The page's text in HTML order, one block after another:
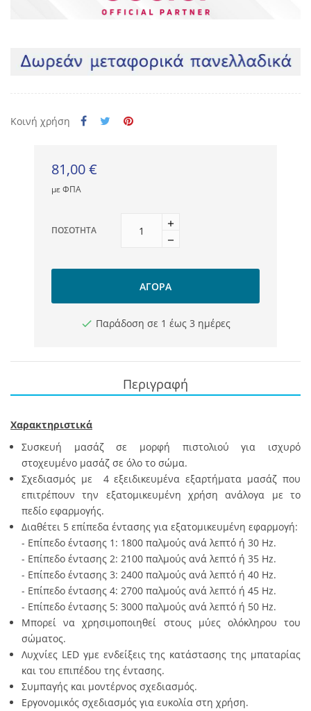
Κοινή χρήση
81,00 €
με ΦΠΑ
ΠΟΣΌΤΗΤΑ
ΑΓΟΡΆ
Παράδοση σε 1 έως 3 ημέρες
Περιγραφή
Χαρακτηριστικά
Συσκευή μασάζ σε μορφή πιστολιού για ισχυρό
στοχευμένο μασάζ σε όλο το σώμα.
Σχεδιασμός με 4 εξειδικευμένα εξαρτήματα μασάζ που
επιτρέπουν την εξατομικευμένη χρήση ανάλογα με το
πεδίο εφαρμογής.
Διαθέτει 5 επίπεδα έντασης για εξατομικευμένη εφαρμογή:
- Επίπεδο έντασης 1: 1800 παλμούς ανά λεπτό ή 30 Hz.
- Επίπεδο έντασης 2: 2100 παλμούς ανά λεπτό ή 35 Hz.
- Επίπεδο έντασης 3: 2400 παλμούς ανά λεπτό ή 40 Hz.
- Επίπεδο έντασης 4: 2700 παλμούς ανά λεπτό ή 45 Hz.
- Επίπεδο έντασης 5: 3000 παλμούς ανά λεπτό ή 50 Hz.
Μπορεί να χρησιμοποιηθεί στους μύες ολόκληρου του
σώματος.
Λυχνίες LED γμε ενδείξεις της κατάστασης της μπαταρίας
και του επιπέδου της έντασης.
Συμπαγής και μοντέρνος σχεδιασμός.
Εργονομικός σχεδιασμός για ευκολία στη χρήση.